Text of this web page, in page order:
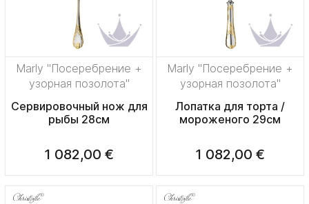
Marly "Посеребрение +
узорная позолота"
Сервировочный нож для
рыбы 28см
1 082,00 €
Marly "Посеребрение +
узорная позолота"
Лопатка для торта /
мороженого 29см
1 082,00 €